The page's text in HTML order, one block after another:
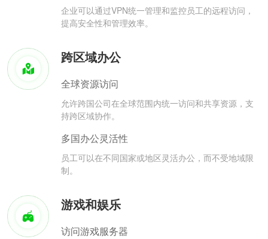
企业可以通过VPN统一管理和监控员工的远程访问，
提高安全性和管理效率。
跨区域办公
全球资源访问
允许跨国公司在全球范围内统一访问和共享资源，支
持跨区域协作。
多国办公灵活性
员工可以在不同国家或地区灵活办公，而不受地域限
制。
游戏和娱乐
访问游戏服务器